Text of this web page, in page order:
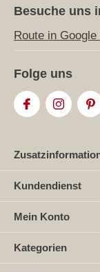
Besuche uns
Route in Google
Folge uns
Kundendienst
Mein Konto
Kategorien